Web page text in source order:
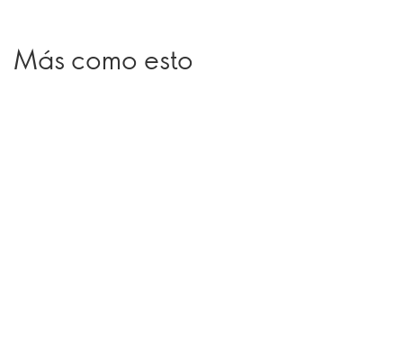
Más como esto